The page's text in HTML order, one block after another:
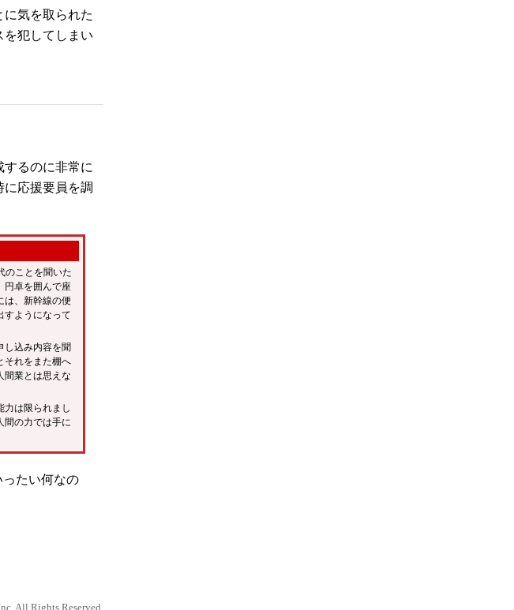
気を取られた
を犯してしまい
るのに非常に
応援要員を調
のことを聞いた
円卓を囲んで座
は、新幹線の便
すようになって
し込み内容を聞
それをまた棚へ
間業とは思えな
力は限られまし
間の力では手に
たい何なの
All Rights Reserved.